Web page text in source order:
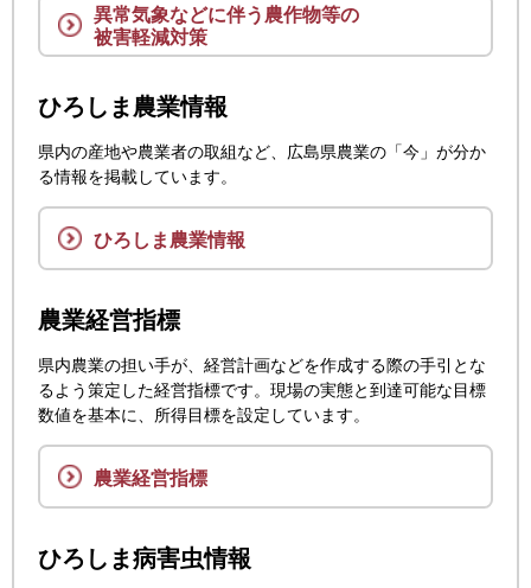
異常気象などに伴う農作物等の
被害軽減対策
ひろしま農業情報
県内の産地や農業者の取組など、広島県農業の「今」が分か
る情報を掲載しています。
ひろしま農業情報
農業経営指標
県内農業の担い手が、経営計画などを作成する際の手引とな
るよう策定した経営指標です。現場の実態と到達可能な目標
数値を基本に、所得目標を設定しています。
農業経営指標
ひろしま病害虫情報